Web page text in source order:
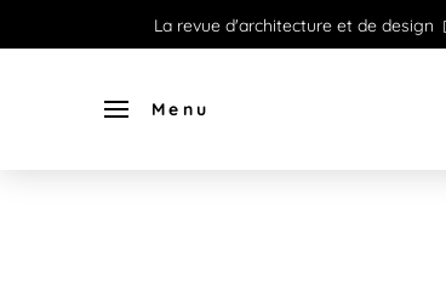
La revue d'architecture et de design
Menu